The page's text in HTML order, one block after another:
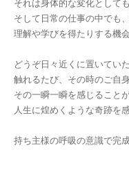
それは身体的な変化として
そして日常の仕事の中でも
理解や学びを得たりする機
どうぞ日々近くに置いていた
触れるたび、その時のご自
その一瞬一瞬を感じること
人生に煌めくような奇跡を
持ち主様の呼吸の意識で完